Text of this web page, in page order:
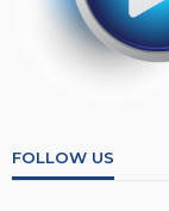
FOLLOW US